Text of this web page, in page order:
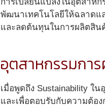
พัฒนาเทคโนโลยีให้ฉลาดแ
และลดต้นทุนในการผลิตสิ
อุตสาหกรรมกา
เมื่อพูดถึง Sustainability ใ
และเพื่อตอบรับกับความต้อ